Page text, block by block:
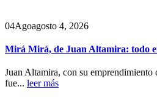
04Agoagosto 4, 2026
Mirá Mirá, de Juan Altamira: todo
Juan Altamira, con su emprendimiento
fue... leer más